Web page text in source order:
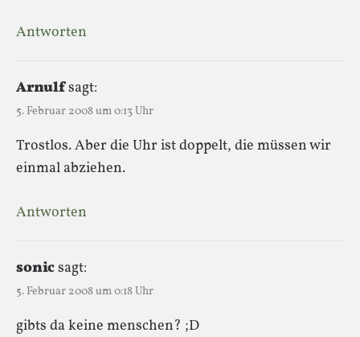
Antworten
Arnulfsagt:
5. Februar 2008 um 0:13 Uhr
Trostlos. Aber die Uhr ist doppelt, die müssen wir
einmal abziehen.
Antworten
sonicsagt:
5. Februar 2008 um 0:18 Uhr
gibts da keine menschen? ;D